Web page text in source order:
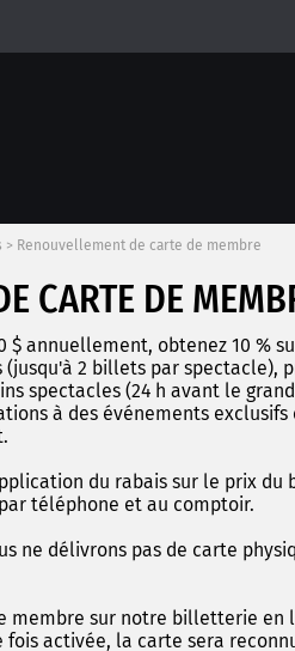
> Renouvellement de carte de membre
CARTE DE
annuellement, obtenez 10 %
2 billets par spectacle),
spectacles (24 h avant le
à des événements exclusifs
du rabais sur le prix du
téléphone et au comptoir.
ne délivrons pas de carte
membre sur notre billetterie en
activée, la carte sera